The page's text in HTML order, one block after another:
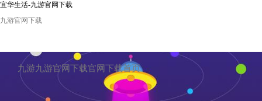
宜华生活-九游官网下载
九游官网下载
九游九游官网下载官网下载首页